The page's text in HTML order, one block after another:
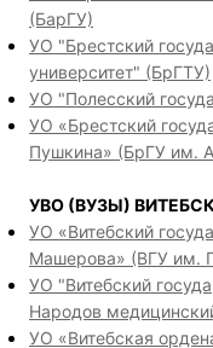
(БарГУ)
УО "Брестский
университет" (БрГТУ)
УО "Полесский
УО «Брестский
Пушкина» (БрГУ им.
УВО (ВУЗЫ)
УО «Витебский
Машерова» (ВГУ им.
УО "Витебский
Народов
УО «Витебская